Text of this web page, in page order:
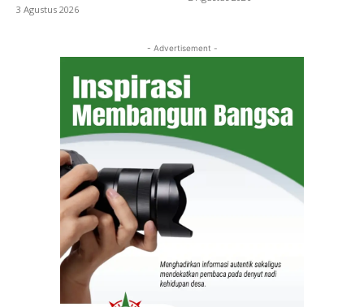
3 Agustus 2026
- Advertisement -